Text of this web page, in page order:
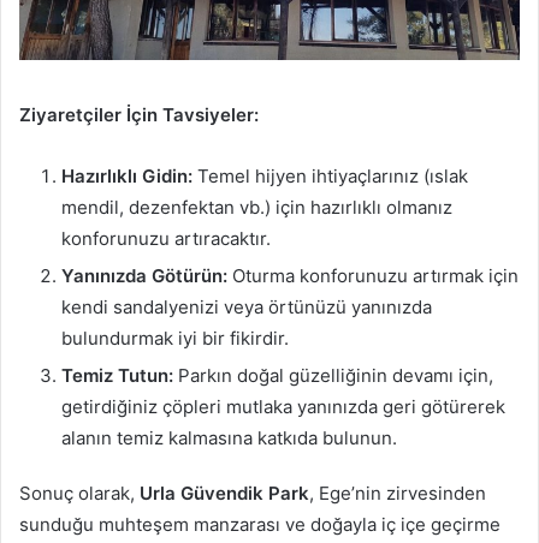
Ziyaretçiler İçin Tavsiyeler:
Hazırlıklı Gidin: Temel hijyen ihtiyaçlarınız (ıslak
mendil, dezenfektan vb.) için hazırlıklı olmanız
konforunuzu artıracaktır.
Yanınızda Götürün: Oturma konforunuzu artırmak için
kendi sandalyenizi veya örtünüzü yanınızda
bulundurmak iyi bir fikirdir.
Temiz Tutun: Parkın doğal güzelliğinin devamı için,
getirdiğiniz çöpleri mutlaka yanınızda geri götürerek
alanın temiz kalmasına katkıda bulunun.
Sonuç olarak, Urla Güvendik Park, Ege’nin zirvesinden
sunduğu muhteşem manzarası ve doğayla iç içe geçirme